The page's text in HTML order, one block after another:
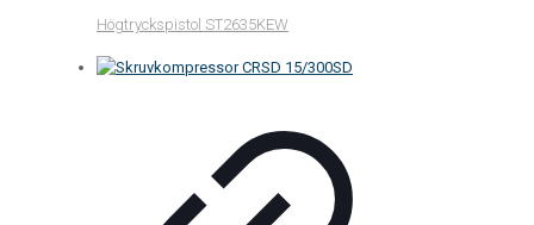
Högtryckspistol ST2635KEW